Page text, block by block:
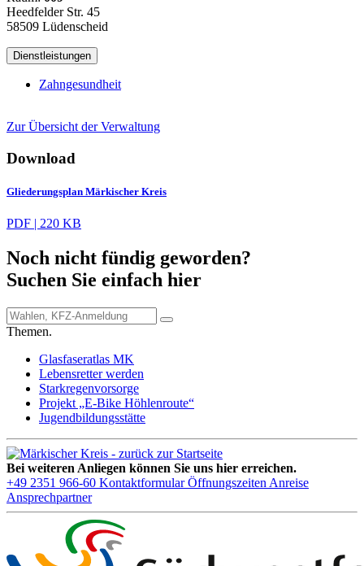
Heedfelder Str. 45
58509 Lüdenscheid
Dienstleistungen
Zahngesundheit
Zur Übersicht der Verwaltung
Download
Gliederungsplan Märkischer Kreis
PDF | 220 KB
Noch nicht fündig geworden?
Suchen Sie einfach hier
Themen.
Glasfaseratlas MK
Lebensretter werden
Starkregenvorsorge
Projekt „E-Bike Höhlenroute“
Jugendbildungsstätte
Bei weiteren Anliegen können Sie uns hier erreichen.
+49 2351 966-60 Kontaktformular Öffnungszeiten Anreise
Ansprechpartner